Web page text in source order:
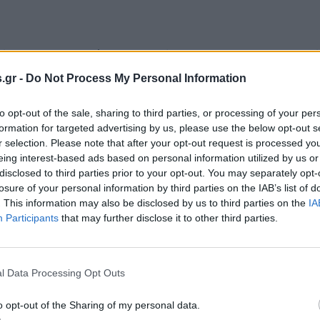
- Do Not Process My Personal Information
opt-out of the sale, sharing to third parties, or processing of your
for targeted advertising by us, please use the below opt-out
selection. Please note that after your opt-out request is processed
interest-based ads based on personal information utilized by us
to third parties prior to your opt-out. You may separately
of your personal information by third parties on the IAB’s list of
This information may also be disclosed by us to third parties on the
Participants that may further disclose it to other third parties.
Data Processing Opt Outs
opt-out of the Sharing of my personal data.
για να στήσουν τον πάγκο τους και να
«δυσάρεστη έκπληξη» με αυτό που αντίκρισαν
ανάπλασης ,ενός χώρου που εδώ και χρόνια
οι ίδιοι οι επαγγελματίες, βρέθηκαν μπροστά
ενημέρωση.